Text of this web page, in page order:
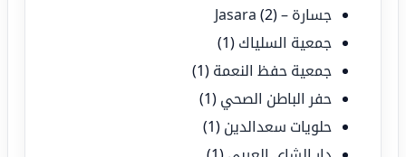
جسارة – Jasara(2)
جمعية السلياك (1)
جمعية حفظ النعمة (1)
حفر الباطن الصحي (1)
حلويات سعدالدين (1)